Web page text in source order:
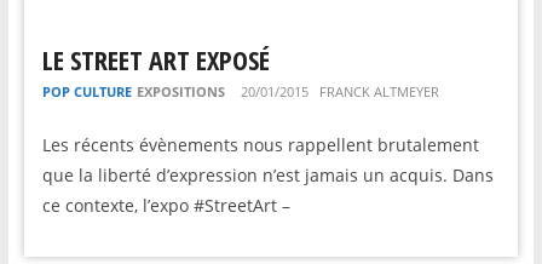
LE STREET ART EXPOSÉ
POP CULTURE EXPOSITIONS 20/01/2015 FRANCK ALTMEYER
Les récents évènements nous rappellent brutalement
que la liberté d’expression n’est jamais un acquis. Dans
ce contexte, l’expo #StreetArt –